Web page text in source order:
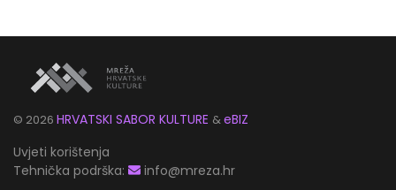
© 2026 HRVATSKI SABOR KULTURE &eBIZ
Uvjeti korištenja
Tehnička podrška:
info@mreza.hr